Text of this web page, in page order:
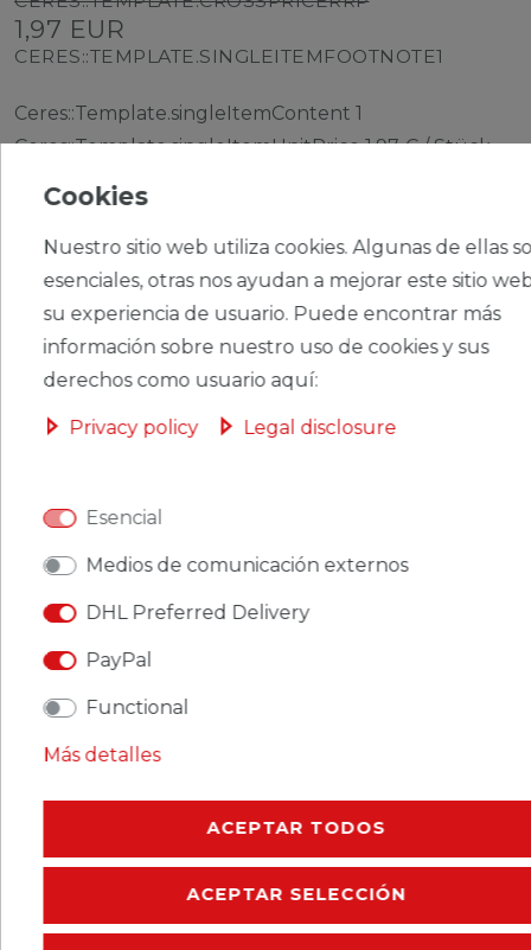
1,97 EUR
CERES::TEMPLATE.SINGLEITEMFOOTNOTE1
Ceres::Template.singleItemContent 1
Ceres::Template.singleItemUnitPrice1,97 € / Stück
CERES::TEMPLATE.SINGLEITEMADDT
OBASKET
Ceres::Template.singleItemFootnote1 Ceres::Template.singleItemInclVAT
Ceres::Template.singleItemExclusive
CERES::TEMPLATE.SINGLEITEMDESCRIPTION
CERES::TEMPLATE.SINGLEITEMMOREDETAILS
Cookies
Nuestro sitio web utiliza cookies. Algunas de ellas
esenciales, otras nos ayudan a mejorar este sitio
su experiencia de usuario. Puede encontrar más
información sobre nuestro uso de cookies y sus
derechos como usuario aquí:
Privacy policy Legal disclosure
Esencial
Medios de comunicación externos
DHL Preferred Delivery
PayPal
Functional
Más detalles
ACEPTAR TODOS
ACEPTAR SELECCIÓN